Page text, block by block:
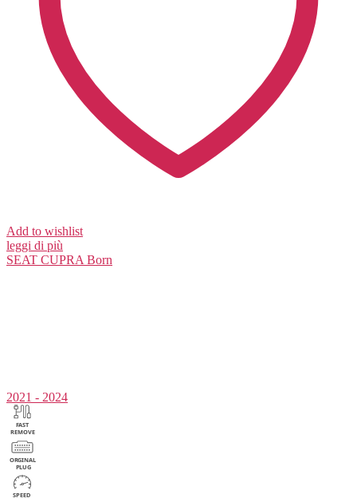
Add to wishlist
leggi di più
SEAT CUPRA Born
2021 - 2024